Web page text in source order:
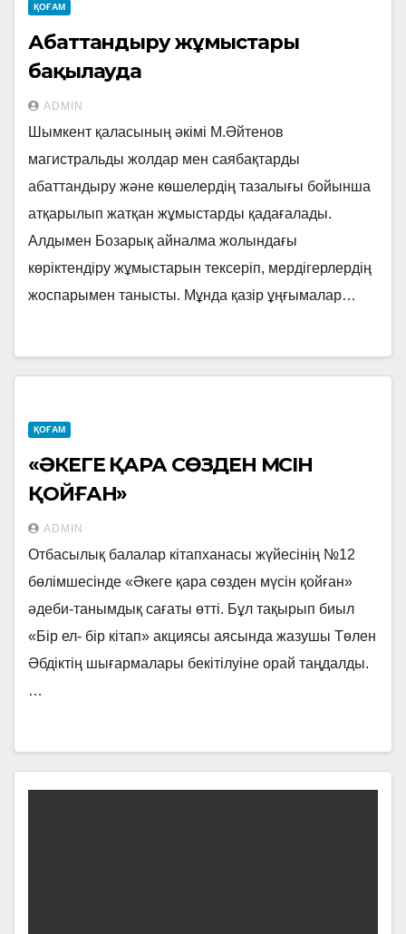
ҚОҒАМ
Абаттандыру жұмыстары
бақылауда
ADMIN
Шымкент қаласының әкімі М.Әйтенов
магистральды жолдар мен саябақтарды
абаттандыру және көшелердің тазалығы бойынша
атқарылып жатқан жұмыстарды қадағалады.
Алдымен Бозарық айналма жолындағы
көріктендіру жұмыстарын тексеріп, мердігерлердің
жоспарымен танысты. Мұнда қазір ұңғымалар…
ҚОҒАМ
«ӘКЕГЕ ҚАРА СӨЗДЕН МҮСІН
ҚОЙҒАН»
ADMIN
Отбасылық балалар кітапханасы жүйесінің №12
бөлімшесінде «Әкеге қара сөзден мүсін қойған»
әдеби-танымдық сағаты өтті. Бұл тақырып биыл
«Бір ел- бір кітап» акциясы аясында жазушы Төлен
Әбдіктің шығармалары бекітілуіне орай таңдалды.
…